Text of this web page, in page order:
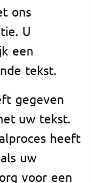
ons
U
een
tekst.
gegeven
uw tekst.
heeft
uw
voor een